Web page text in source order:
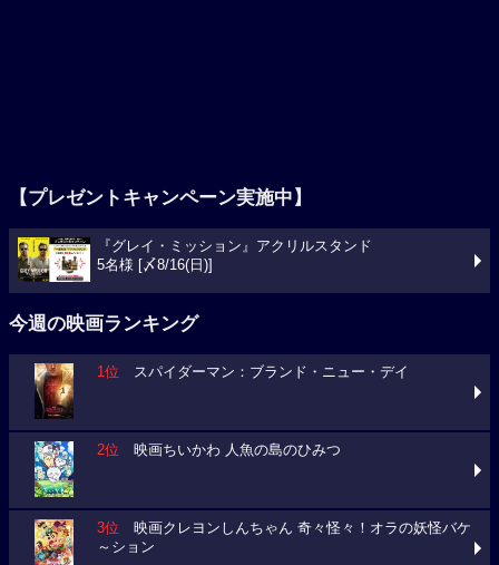
【プレゼントキャンペーン実施中】
『グレイ・ミッション』アクリルスタンド
5名様 [〆8/16(日)]
今週の映画ランキング
1位 スパイダーマン：ブランド・ニュー・デイ
2位 映画ちいかわ 人魚の島のひみつ
3位 映画クレヨンしんちゃん 奇々怪々！オラの妖怪バケ
～ション